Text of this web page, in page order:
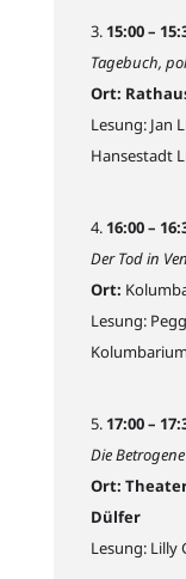
15:00 –
Tagebuch,
Ort:
Lesung: Jan
Hansestadt
16:00 –
Der Tod in
Ort:
Lesung:
17:00 –
Die Betrogene
Ort:
Dülfer
Lesung: Lilly